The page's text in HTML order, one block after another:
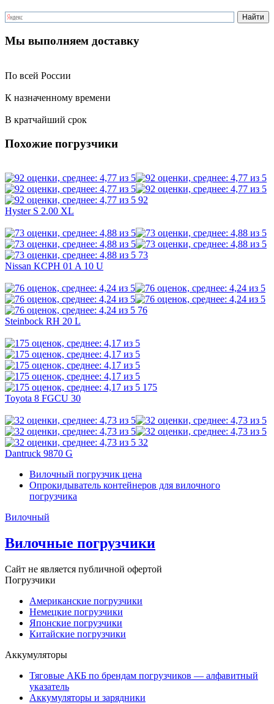
Мы выполняем доставку
По всей России
К назначенному времени
В кратчайший срок
Похожие погрузчики
92
Hyster S 2.00 XL
73
Nissan KCPH 01 A 10 U
76
Steinbock RH 20 L
175
Toyota 8 FGCU 30
32
Dantruck 9870 G
Вилочный погрузчик цена
Опрокидыватель контейнеров для вилочного
погрузчика
Вилочный
Вилочные погрузчики
Сайт не является публичной офертой
Погрузчики
Американские погрузчики
Немецкие погрузчики
Японские погрузчики
Китайские погрузчики
Аккумуляторы
Тяговые АКБ по брендам погрузчиков — алфавитный
указатель
Аккумуляторы и зарядники